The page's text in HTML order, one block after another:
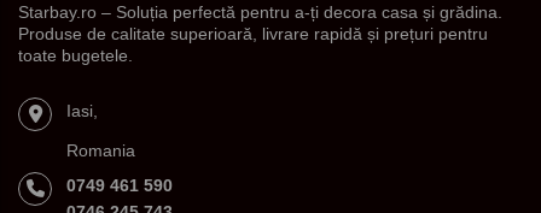
Starbay.ro – Soluția perfectă pentru a-ți decora casa și grădina.
Produse de calitate superioară, livrare rapidă și prețuri pentru
toate bugetele.
Iasi,
Romania
0749 461 590